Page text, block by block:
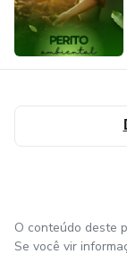
O conteúdo deste
Se você vir